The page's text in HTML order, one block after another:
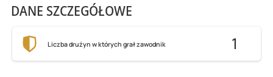
DANE SZCZEGÓŁOWE
Liczba drużyn w których grał zawodnik 1